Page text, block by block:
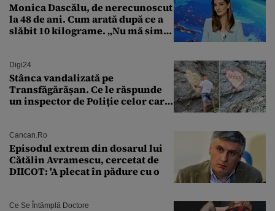
Monica Dascălu, de nerecunoscut
la 48 de ani. Cum arată după ce a
slăbit 10 kilograme. „Nu mă simt
Digi24
Stânca vandalizată pe
Transfăgărășan. Ce le răspunde
un inspector de Poliție celor care
Cancan.ro
Episodul extrem din dosarul lui
Cătălin Avramescu, cercetat de
DIICOT: 'A plecat în pădure cu o
Ce Se Întâmplă Doctore